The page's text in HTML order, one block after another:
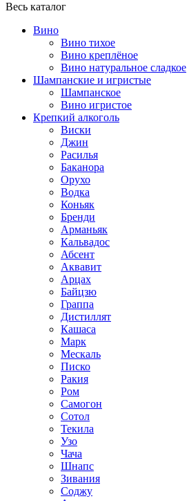
Весь каталог
Вино
Вино тихое
Вино креплёное
Вино натуральное сладкое
Шампанские и игристые
Шампанское
Вино игристое
Крепкий алкоголь
Виски
Джин
Расилья
Баканора
Орухо
Водка
Коньяк
Бренди
Арманьяк
Кальвадос
Абсент
Аквавит
Арцах
Байцзю
Граппа
Дистиллят
Кашаса
Марк
Мескаль
Писко
Ракия
Ром
Самогон
Сотол
Текила
Узо
Чача
Шнапс
Зивания
Соджу